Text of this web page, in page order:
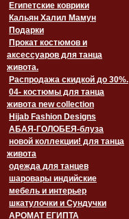
Египетские коврики
Кальян Халил Мамун
Подарки
Прокат костюмов и
аксессуаров для танца
живота.
Распродажа скидкой до 30%.
04- костюмы для танца
живота new collection
Hijab Fashion Designs
АБАЯ-ГОЛОБЕЯ-блуза
новой коллекции! для танца
живота
одежда для танцев
шаровары индийские
мебель и интерьер
шкатулочки и Сундучки
АРОМАТ ЕГИПТА